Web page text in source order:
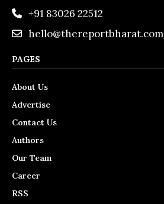
+91 83026 22512
hello@thereportbharat.com
PAGES
About Us
Advertise
Contact Us
Authors
Our Team
Career
RSS